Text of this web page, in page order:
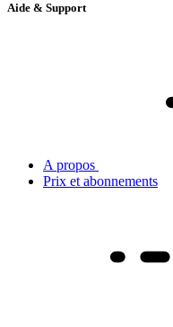
Aide & Support
A propos
Prix et abonnements